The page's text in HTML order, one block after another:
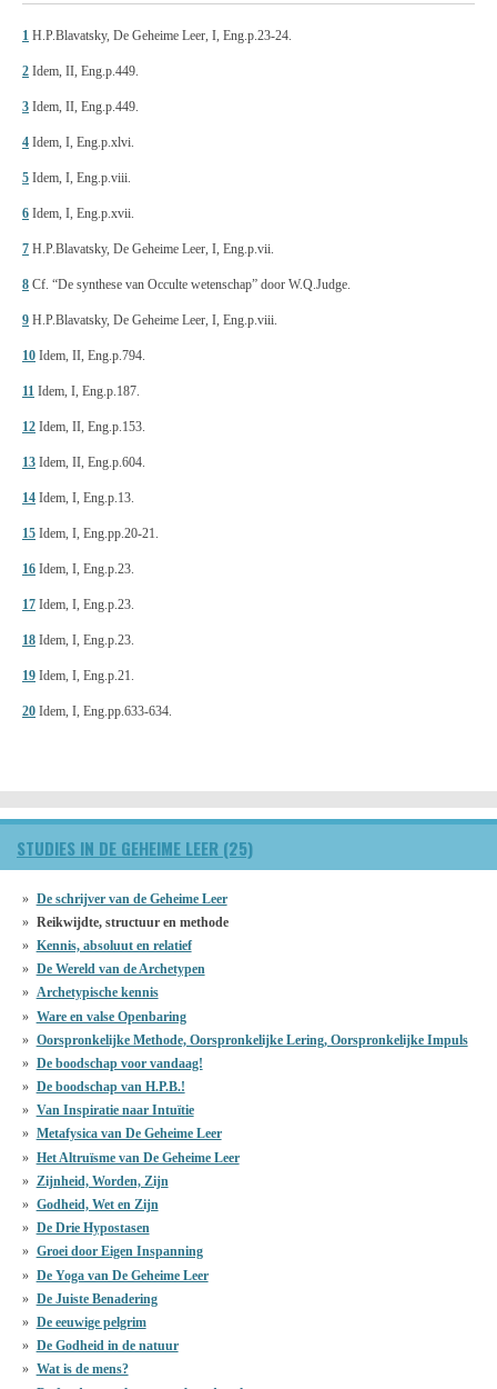
1 H.P.Blavatsky, De Geheime Leer, I, Eng.p.23-24.
2 Idem, II, Eng.p.449.
3 Idem, II, Eng.p.449.
4 Idem, I, Eng.p.xlvi.
5 Idem, I, Eng.p.viii.
6 Idem, I, Eng.p.xvii.
7 H.P.Blavatsky, De Geheime Leer, I, Eng.p.vii.
8 Cf. “De synthese van Occulte wetenschap” door W.Q.Judge.
9 H.P.Blavatsky, De Geheime Leer, I, Eng.p.viii.
10 Idem, II, Eng.p.794.
11 Idem, I, Eng.p.187.
12 Idem, II, Eng.p.153.
13 Idem, II, Eng.p.604.
14 Idem, I, Eng.p.13.
15 Idem, I, Eng.pp.20-21.
16 Idem, I, Eng.p.23.
17 Idem, I, Eng.p.23.
18 Idem, I, Eng.p.23.
19 Idem, I, Eng.p.21.
20 Idem, I, Eng.pp.633-634.
STUDIES IN DE GEHEIME LEER (25)
De schrijver van de Geheime Leer
Reikwijdte, structuur en methode
Kennis, absoluut en relatief
De Wereld van de Archetypen
Archetypische kennis
Ware en valse Openbaring
Oorspronkelijke Methode, Oorspronkelijke Lering, Oorspronkelijke Impuls
De boodschap voor vandaag!
De boodschap van H.P.B.!
Van Inspiratie naar Intuïtie
Metafysica van De Geheime Leer
Het Altruïsme van De Geheime Leer
Zijnheid, Worden, Zijn
Godheid, Wet en Zijn
De Drie Hypostasen
Groei door Eigen Inspanning
De Yoga van De Geheime Leer
De Juiste Benadering
De eeuwige pelgrim
De Godheid in de natuur
Wat is de mens?